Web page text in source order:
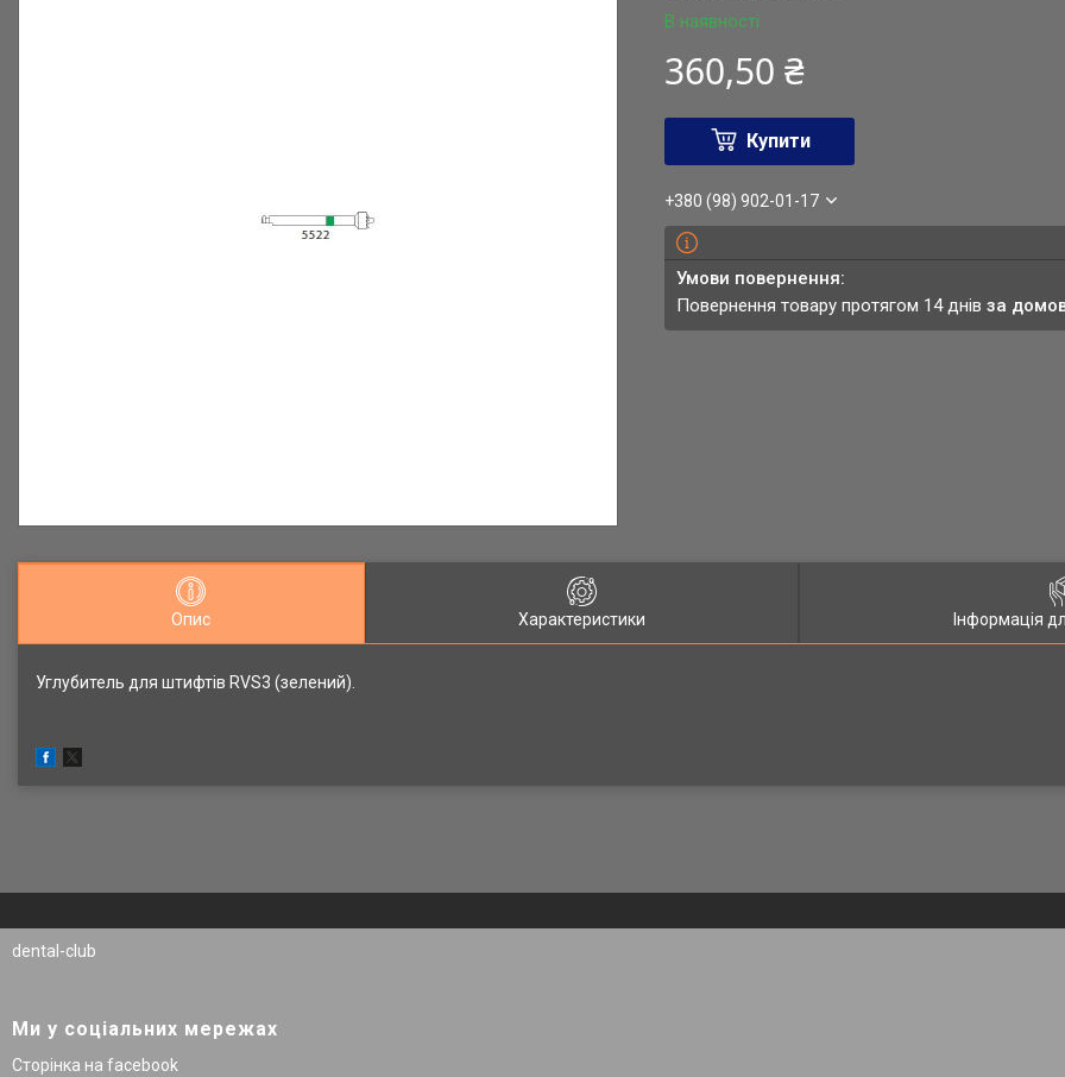
В наявності
360,50 ₴
Купити
+380 (98) 902-01-17
повернення товару протягом 14 днівза
Опис Характеристики Інформація
Углубитель для штифтів RVS3 (зелений).
dental-club
Ми у соціальних мережах
Сторінка на facebook